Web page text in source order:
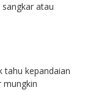
atau
tahu kepandaian
mungkin